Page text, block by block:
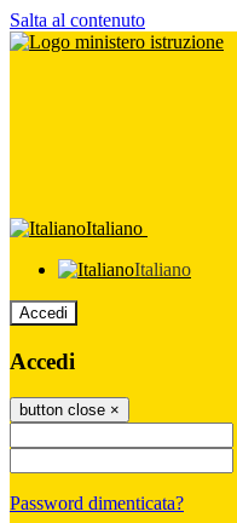
Salta al contenuto
Italiano
Italiano
Accedi
Accedi
button close ×
Password dimenticata?